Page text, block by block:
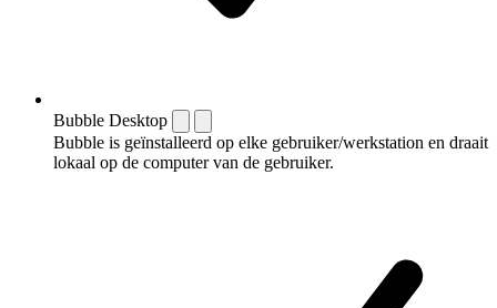
Bubble Desktop
Bubble is geïnstalleerd op elke gebruiker/werkstation en draait
lokaal op de computer van de gebruiker.